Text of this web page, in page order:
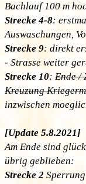
Bachlauf 100 m
Strecke 4-8:
Auswaschungen,
Strecke 9: direkt
- Strasse weiter
Strecke 10: Ende /
Kreuzung
inzwischen
[Update 5.8.2021]
Am Ende sind
übrig geblieben:
Strecke 2